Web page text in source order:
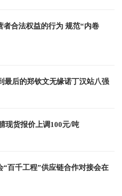
合法权益的行为 规范“内卷
最后的郑钦文无缘诺丁汉站八强
现货报价上调100元/吨
百千工程”供应链合作对接会在